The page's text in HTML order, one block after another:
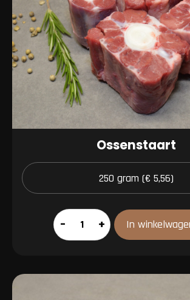
Ossenstaart
Ossenstaart
aantal
– + In